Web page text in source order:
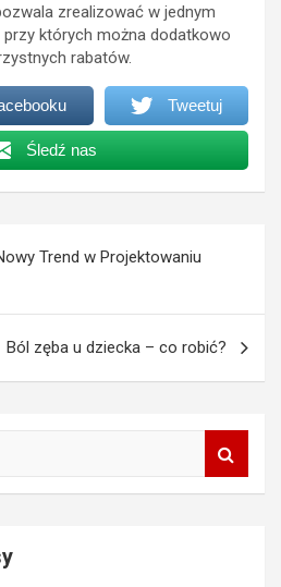
zrealizować w jednym
których można dodatkowo
rabatów.
Tweetuj
Śledź nas
Trend w Projektowaniu
Ból zęba u dziecka – co robić?